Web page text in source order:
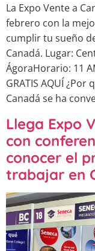
La Expo Vente a
febrero con la
cumplir tu sueño
Canadá. Lugar:
ÁgoraHorario: 11
GRATIS AQUÍ
Canadá se ha
Llega Expo
con
conocer el
trabajar en